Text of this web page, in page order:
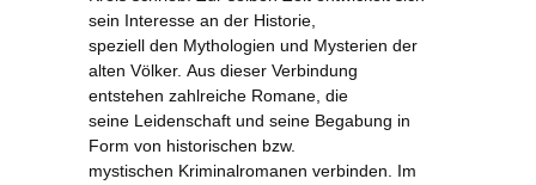
sein Interesse an der Historie,
speziell den Mythologien und Mysterien der
alten Völker. Aus dieser Verbindung
entstehen zahlreiche Romane, die
seine Leidenschaft und seine Begabung in
Form von historischen bzw.
mystischen Kriminalromanen verbinden. Im